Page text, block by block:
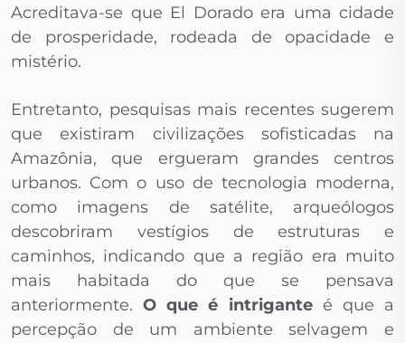
Acreditava-se que El Dorado era uma cidade
de prosperidade, rodeada de opacidade e
mistério.
Entretanto, pesquisas mais recentes sugerem
que existiram civilizações sofisticadas na
Amazônia, que ergueram grandes centros
urbanos. Com o uso de tecnologia moderna,
como imagens de satélite, arqueólogos
descobriram vestígios de estruturas e
caminhos, indicando que a região era muito
mais habitada do que se pensava
anteriormente.O que é intriganteé que a
percepção de um ambiente selvagem e